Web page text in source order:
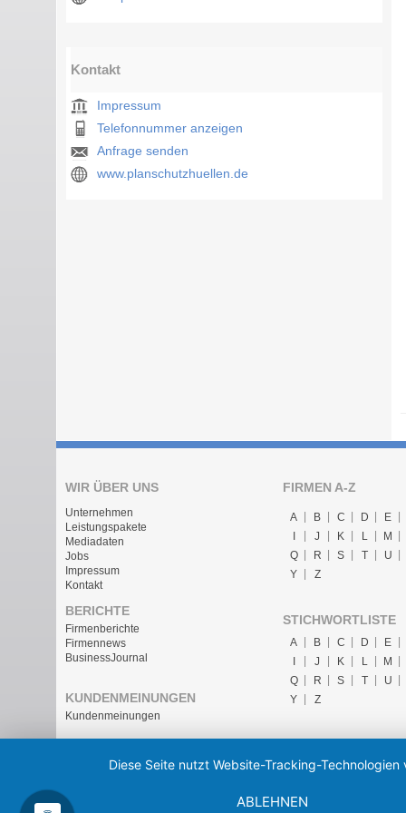
Kontakt
Impressum
Telefonnummer anzeigen
Anfrage senden
www.planschutzhuellen.de
WIR ÜBER UNS
Unternehmen
Leistungspakete
Mediadaten
Jobs
Impressum
Kontakt
BERICHTE
Firmenberichte
Firmennews
BusinessJournal
KUNDENMEINUNGEN
Kundenmeinungen
FIRMEN A-Z
A B C D
E
J K L
M
Q
R S T
U
Y
Z
STICHWORTLISTE
A B C D
E
J K L
M
Q
R S T
U
Y
Z
Diese Seite nutzt Website-Tracking-
ABLEHNEN